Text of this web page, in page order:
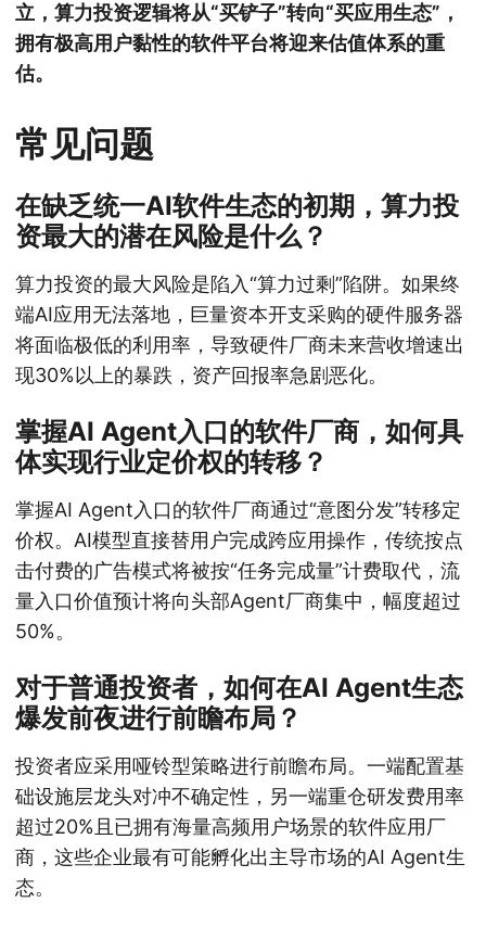
立，算力投资逻辑将从“买铲子”转向“买应用生态”，
拥有极高用户黏性的软件平台将迎来估值体系的重
估。
常见问题
在缺乏统一AI软件生态的初期，算力投
资最大的潜在风险是什么？
算力投资的最大风险是陷入“算力过剩”陷阱。如果终
端AI应用无法落地，巨量资本开支采购的硬件服务器
将面临极低的利用率，导致硬件厂商未来营收增速出
现30%以上的暴跌，资产回报率急剧恶化。
掌握AI Agent入口的软件厂商，如何具
体实现行业定价权的转移？
掌握AI Agent入口的软件厂商通过“意图分发”转移定
价权。AI模型直接替用户完成跨应用操作，传统按点
击付费的广告模式将被按“任务完成量”计费取代，流
量入口价值预计将向头部Agent厂商集中，幅度超过
50%。
对于普通投资者，如何在AI Agent生态
爆发前夜进行前瞻布局？
投资者应采用哑铃型策略进行前瞻布局。一端配置基
础设施层龙头对冲不确定性，另一端重仓研发费用率
超过20%且已拥有海量高频用户场景的软件应用厂
商，这些企业最有可能孵化出主导市场的AI Agent生
态。